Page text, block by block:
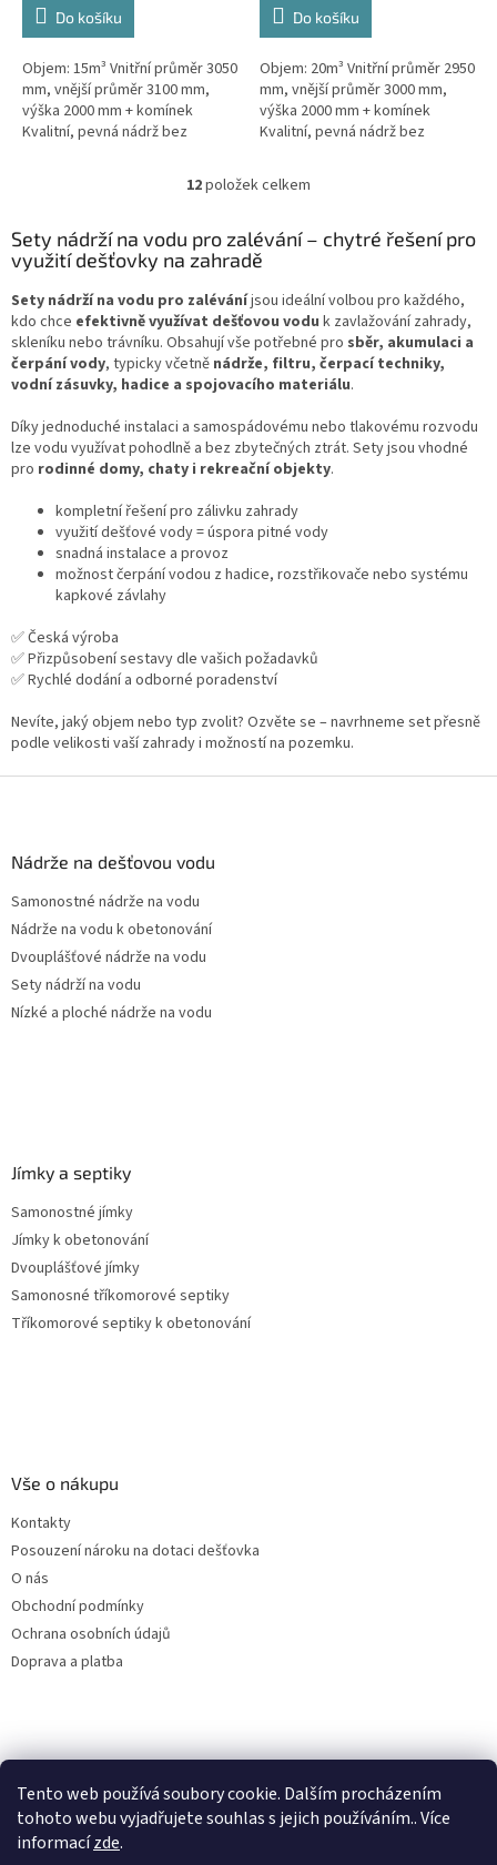
Tento web používá soubory cookie. Dalším procházením
tohoto webu vyjadřujete souhlas s jejich používáním.. Více
informacízde.
Do košíku
Objem: 15m³ Vnitřní průměr 3050
mm, vnější průměr 3100 mm,
výška 2000 mm + komínek
Kvalitní, pevná nádrž bez
Do košíku
Objem: 20m³ Vnitřní průměr 2950
mm, vnější průměr 3000 mm,
výška 2000 mm + komínek
Kvalitní, pevná nádrž bez
umístění přítoku/ů, odtoku/ů
apod....
O
l
á
a
c
í
p
r
k
y
v
p
i
u
12položek celkem
Sety nádrží na vodu pro zalévání – chytré řešení pro
využití dešťovky na zahradě
Sety nádrží na vodu pro zaléváníjsou ideální volbou pro každého,
kdo chce efektivně využívat dešťovou vodu k zavlažování zahrady,
skleníku nebo trávníku. Obsahují vše potřebné pro sběr, akumulaci a
čerpání vody, typicky včetně nádrže, filtru, čerpací techniky,
vodní zásuvky, hadice a spojovacího materiálu.
Díky jednoduché instalaci a samospádovému nebo tlakovému rozvodu
lze vodu využívat pohodlně a bez zbytečných ztrát. Sety jsou vhodné
pro rodinné domy, chaty i rekreační objekty.
kompletní řešení pro zálivku zahrady
využití dešťové vody = úspora pitné vody
snadná instalace a provoz
možnost čerpání vodou z hadice, rozstřikovače nebo systému
kapkové závlahy
✅ Česká výroba
✅ Přizpůsobení sestavy dle vašich požadavků
✅ Rychlé dodání a odborné poradenství
Nevíte, jaký objem nebo typ zvolit? Ozvěte se – navrhneme set přesně
podle velikosti vaší zahrady i možností na pozemku.
Nádrže na dešťovou vodu
Samonostné nádrže na vodu
Nádrže na vodu k obetonování
Dvouplášťové nádrže na vodu
Sety nádrží na vodu
Nízké a ploché nádrže na vodu
Jímky a septiky
Samonostné jímky
Jímky k obetonování
Dvouplášťové jímky
Samonosné tříkomorové septiky
Tříkomorové septiky k obetonování
Vše o nákupu
Kontakty
Posouzení nároku na dotaci dešťovka
O nás
Obchodní podmínky
Ochrana osobních údajů
Doprava a platba
Filtry dešťové vody
Online